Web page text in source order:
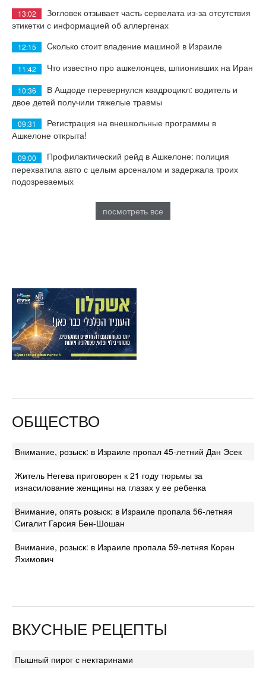
13:02
Зогловек отзывает часть сервелата из-за отсутствия
этикетки с информацией об аллергенах
12:15 Cколько стоит владение машиной в Израиле
11:42 Что известно про ашкелонцев, шпионивших на Иран
10:36
В Ашдоде перевернулся квадроцикл: водитель и
двое детей получили тяжелые травмы
09:31
Регистрация на внешкольные программы в
Ашкелоне открыта!
09:00
Профилактический рейд в Ашкелоне: полиция
перехватила авто с целым арсеналом и задержала троих
подозреваемых
посмотреть все
ОБЩЕСТВО
Внимание, розыск: в Израиле пропал 45-летний Дан Эсек
Житель Негева приговорен к 21 году тюрьмы за
изнасилование женщины на глазах у ее ребенка
Внимание, опять розыск: в Израиле пропала 56-летняя
Сигалит Гарсия Бен-Шошан
Внимание, розыск: в Израиле пропала 59-летняя Корен
Яхимович
ВКУСНЫЕ РЕЦЕПТЫ
Пышный пирог с нектаринами